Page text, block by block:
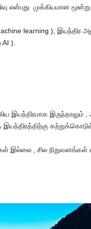
என்பது முக்கியமான
learning ), இயந்திர
AI ).
இயந்திரமாக
இயந்திரத்திற்கு
இல்லை , சில